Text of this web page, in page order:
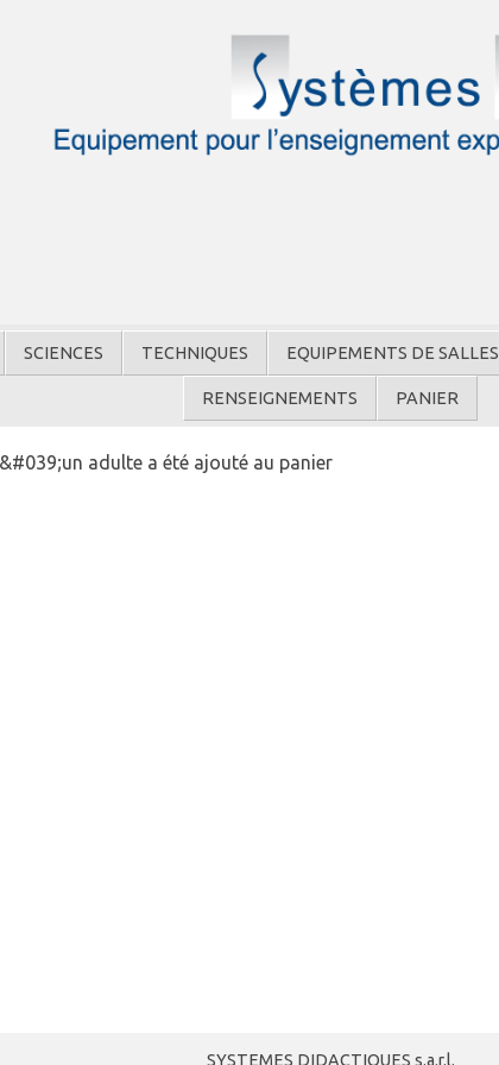
SCIENCES TECHNIQUES EQUIPEMENTS DE SALLES
RENSEIGNEMENTS PANIER
adulte a été ajouté au panier
SYSTEMES DIDACTIQUES s.a.r.l.